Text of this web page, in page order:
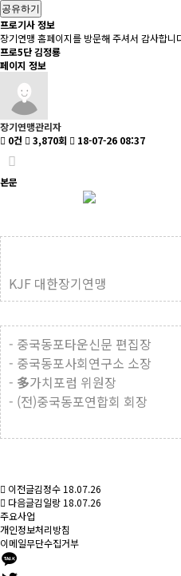
공유하기
프로기사 정보
장기연맹 홈페이지를 방문해 주셔서 감사합니
프로5단김정룡
페이지 정보
장기연맹관리자
0건
3,870회 18-07-26 08:37
본문
KJF 대한장기연맹
- 중국동포타운신문 편집장
- 중국동포사회연구소 소장
- 多가치포럼 위원장
- (전)중국동포연합회 회장
이전글김정수18.07.26
다음글김일랑18.07.26
주요사업
개인정보처리방침
이메일무단수집거부